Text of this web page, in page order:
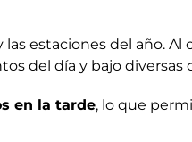
las estaciones del año.
del día y bajo diversas
en la tarde, lo que